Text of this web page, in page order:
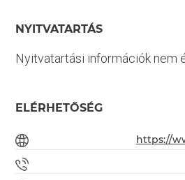
NYITVATARTÁS
Nyitvatartási információk nem
ELÉRHETŐSÉG
https://